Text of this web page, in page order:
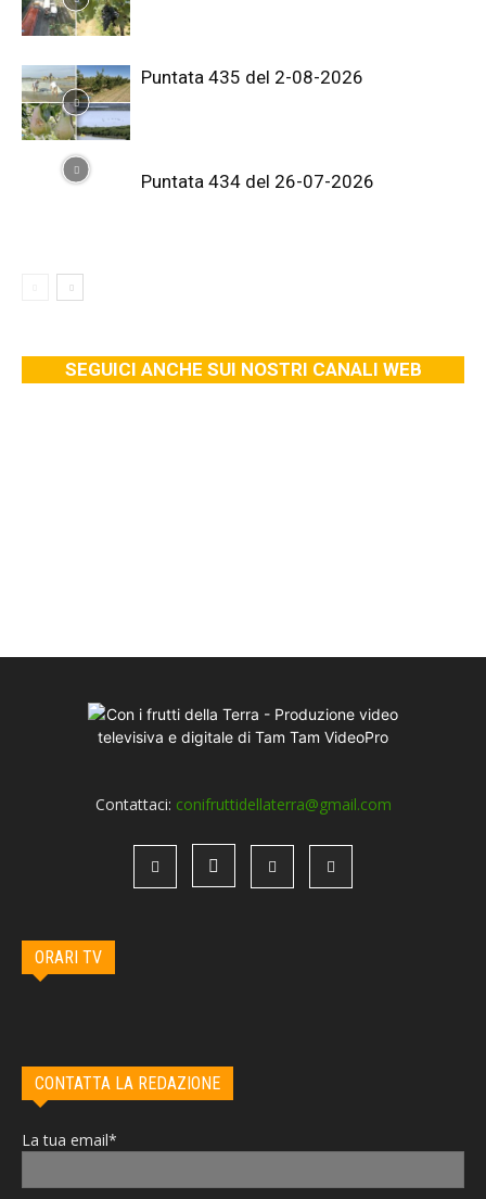
Puntata 435 del 2-08-2026
Puntata 434 del 26-07-2026
SEGUICI ANCHE SUI NOSTRI CANALI WEB
Contattaci: conifruttidellaterra@gmail.com
ORARI TV
CONTATTA LA REDAZIONE
La tua email*